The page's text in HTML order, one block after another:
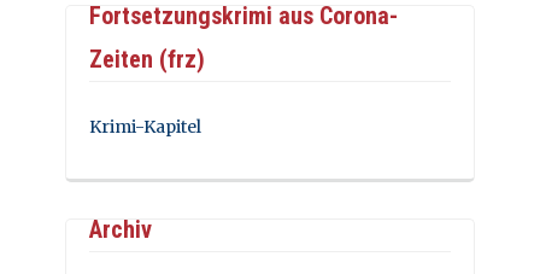
Fortsetzungskrimi aus Corona-
Zeiten (frz)
Krimi-Kapitel
Archiv